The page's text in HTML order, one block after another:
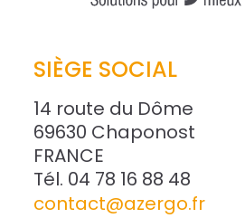
SIÈGE SOCIAL
14 route du Dôme
69630 Chaponost
FRANCE
Tél. 04 78 16 88 48
contact@azergo.fr